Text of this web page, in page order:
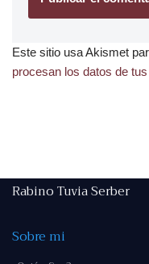
Este sitio usa Akismet
procesan los datos de
Rabino Tuvia Serber
Sobre mi